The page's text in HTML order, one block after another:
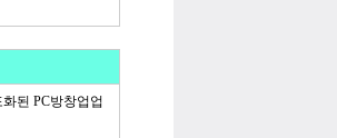
된 PC방창업업